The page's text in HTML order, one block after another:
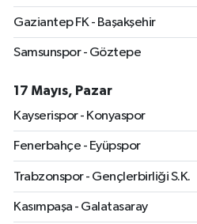
Gaziantep FK - Başakşehir
Samsunspor - Göztepe
17 Mayıs, Pazar
Kayserispor - Konyaspor
Fenerbahçe - Eyüpspor
Trabzonspor - Gençlerbirliği S.K.
Kasımpaşa - Galatasaray